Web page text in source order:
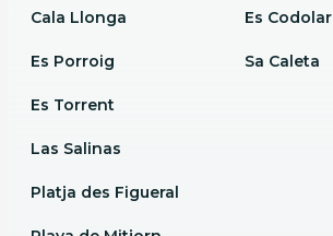
Cala Llonga Es Codolar
Es Porroig
Es Torrent
Las Salinas
Platja des Figueral
Sa Caleta